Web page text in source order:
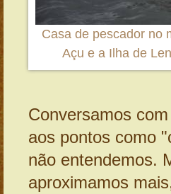
Casa de pescador no
Açu e a Ilha de
Conversamos
aos pontos como
não entendemos.
aproximamos